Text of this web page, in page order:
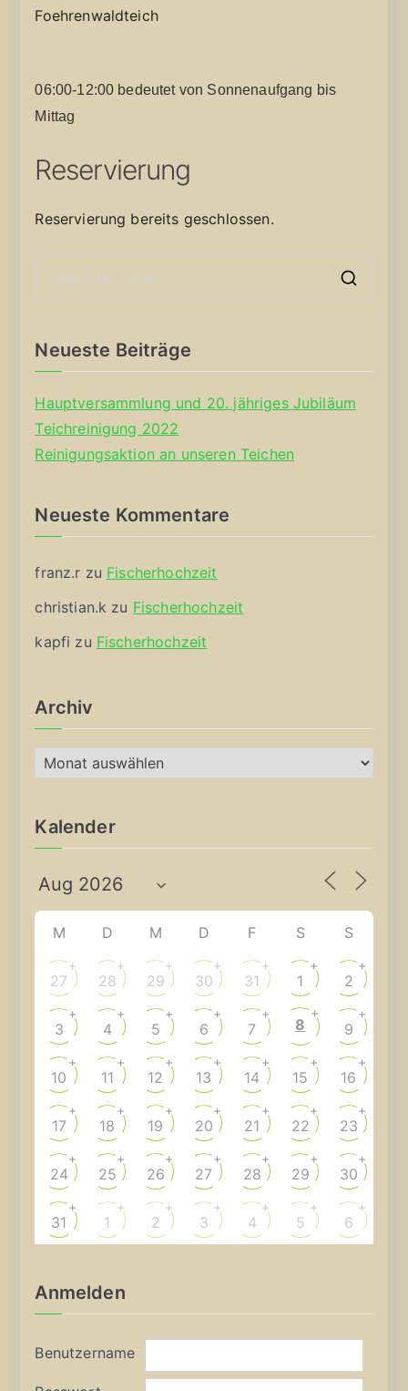
Foehrenwaldteich
06:00-12:00 bedeutet von Sonnenaufgang bis
Mittag
Reservierung
Reservierung bereits geschlossen.
Neueste Beiträge
Hauptversammlung und 20. jähriges Jubiläum
Teichreinigung 2022
Reinigungsaktion an unseren Teichen
Neueste Kommentare
franz.r zu Fischerhochzeit
christian.k zu Fischerhochzeit
kapfi zu Fischerhochzeit
Archiv
r
h
v
Kalender
M D M D F S S
27
+
28
+
29
+
30
+
31
+
1
+
2
+
3
+
4
+
5
+
6
+
7
+
8
+
9
+
10
+
11
+
12
+
13
+
14
+
15
+
16
+
17
+
18
+
19
+
20
+
21
+
22
+
23
+
24
+
25
+
26
+
27
+
28
+
29
+
30
+
31
+
1
+
2
+
3
+
4
+
5
+
6
+
Anmelden
Benutzername